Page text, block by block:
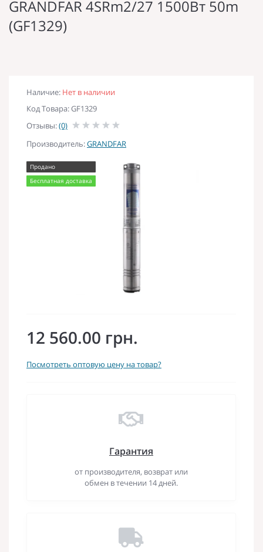
GRANDFAR 4SRm2/27 1500Вт 50m
(GF1329)
Наличие: Нет в наличии
Код Товара: GF1329
Отзывы:(0)
Производитель:GRANDFAR
Продано
Бесплатная доставка
12 560.00 грн.
Посмотреть оптовую цену на товар?
Гарантия
от производителя, возврат или
обмен в течении 14 дней.